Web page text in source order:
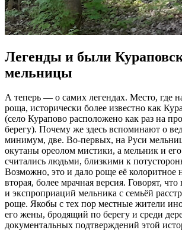
Легенды и были
мельницы
А теперь — о самих легендах. Место, где
роща, исторически более известно как
(село Курапово расположено как раз на
берегу). Почему же здесь вспоминают о
минимум, две. Во-первых, на Руси
окутаны ореолом мистики, а мельник и его
считались людьми, близкими к
Возможно, это и дало роще её колоритное
вторая, более мрачная версия. Говорят,
и экспроприаций мельника с семьёй
роще. Якобы с тех пор местные жители
его жены, бродящий по берегу и среди
документальных подтверждений этой